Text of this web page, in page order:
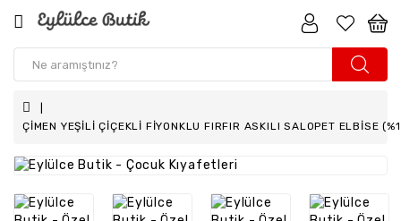
Erkek
Bebek
ÇİMEN YEŞİLİ ÇİÇEKLİ FİYONKLU FIRFIR ASKILI SALOPET ELBİSE